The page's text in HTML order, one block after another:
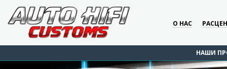
О НАС
НАШИ